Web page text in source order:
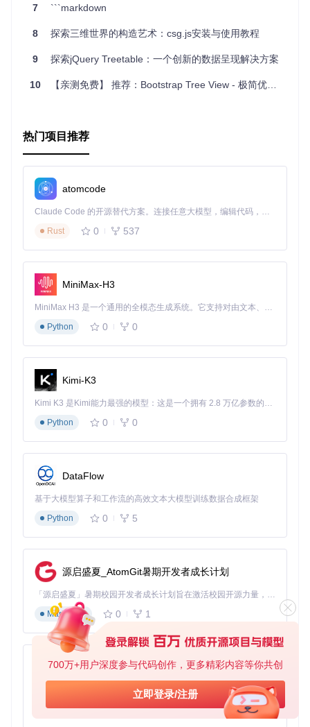
700万+用户深度参与代码创作，更多精彩内容等你共创
立即登录/注册
享和调试。
复杂的行为树。
开始使用
要开始使用BehaviorTree.js，你可以通过npm或yarn安装，然
观，让你可以专注于实现智能体的具体行为逻辑。
总的来说，BehaviorTree.js是一个强大而又灵活的工具，无论
你是游戏开发者，还是希望在其他领域应用行为树，都值得你
尝试。立即加入，让你的程序智能更上一层楼！
7 ```markdown
8 探索三维世界的构造艺术：csg.js安装与使用教程
9 探索jQuery Treetable：一个创新的数据呈现解决方案
10 【亲测免费】 推荐：Bootstrap Tree View - 极简优雅的树形视图组件
热门项目推荐
atomcode
Claude Code 的开源替代方案。连接任意大模型，编辑代码，运行命令，自动验证 — 全自动执行。用 Rust 构建，极致性能。 ｜ An open-source alternative to Claude Code. Connect any LLM, edit code, run commands, and verify changes — autonomously. Built in Rust for speed. Get Started
Rust
0 537
MiniMax-H3
MiniMax H3 是一个通用的全模态生成系统。它支持对由文本、图像、视频和音频组成的多模态上下文进行统一理解，并能生成分辨率高达 2K、时长可达 15 秒的带原生立体声音频的视频。得益于面向任务泛化的系统设计，H3 在预训练阶段就已具备广泛的多模态上下文理解与生成能力，能够出色地执行复杂的多模态指令。
Python
0 0
Kimi-K3
Kimi K3 是Kimi能力最强的模型：这是一个拥有 2.8 万亿参数的混合专家（MoE）模型，具备原生视觉理解能力，并支持 100 万 token 的上下文窗口。
Python
0 0
DataFlow
基于大模型算子和工作流的高效文本大模型训练数据合成框架
Python
0 5
源启盛夏_AtomGit暑期开发者成长计划
「源启盛夏」暑期校园开发者成长计划旨在激活校园开源力量，通过积分激励、认证扶持、资源倾斜等形式，引导高校组织和开发者完成「入驻 — 建项目 — 做贡献 — 获认证 — 得资源」的完整闭环。无论你是想带领社团入驻平台的组织者，还是希望用代码贡献证明自己的开发者，都能在这里找到属于你的成长路径。
Markdown
0 1
py-xiaozhi
基于Python的Xiaozhi AI，适用于想要完整Xiaozhi体验而无需拥有专用硬件的用户。
Python
0 1